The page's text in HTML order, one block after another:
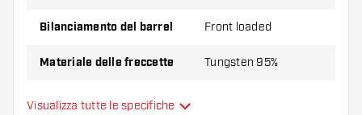
Bilanciamento del barrel Front loaded
Materiale delle freccette Tungsten 95%
Visualizza tutte le specifiche